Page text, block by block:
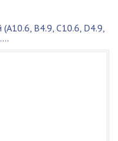
B4.9, C10.6, D4.9,